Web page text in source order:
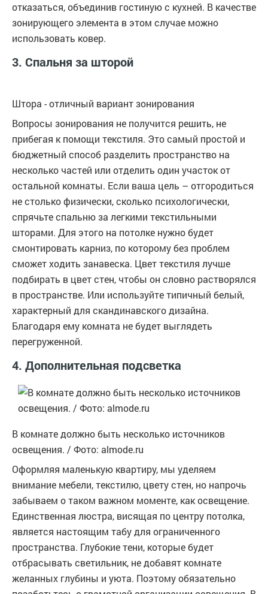
отказаться, объединив гостиную с кухней. В качестве
зонирующего элемента в этом случае можно
использовать ковер.
3. Спальня за шторой
Штора - отличный вариант зонирования
Вопросы зонирования не получится решить, не
прибегая к помощи текстиля. Это самый простой и
бюджетный способ разделить пространство на
несколько частей или отделить один участок от
остальной комнаты. Если ваша цель – отгородиться
не столько физически, сколько психологически,
спрячьте спальню за легкими текстильными
шторами. Для этого на потолке нужно будет
смонтировать карниз, по которому без проблем
сможет ходить занавеска. Цвет текстиля лучше
подбирать в цвет стен, чтобы он словно растворялся
в пространстве. Или используйте типичный белый,
характерный для скандинавского дизайна.
Благодаря ему комната не будет выглядеть
перегруженной.
4. Дополнительная подсветка
В комнате должно быть несколько источников
освещения. / Фото: almode.ru
Оформляя маленькую квартиру, мы уделяем
внимание мебели, текстилю, цвету стен, но напрочь
забываем о таком важном моменте, как освещение.
Единственная люстра, висящая по центру потолка,
является настоящим табу для ограниченного
пространства. Глубокие тени, которые будет
отбрасывать светильник, не добавят комнате
желанных глубины и уюта. Поэтому обязательно